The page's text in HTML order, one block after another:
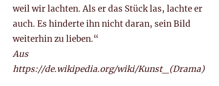
weil wir lachten. Als er das Stück las, lachte er
auch. Es hinderte ihn nicht daran, sein Bild
weiterhin zu lieben.“
Aus
https://de.wikipedia.org/wiki/Kunst_(Drama)